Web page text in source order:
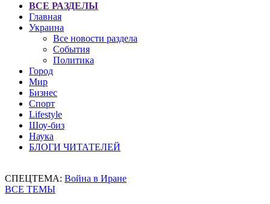
ВСЕ РАЗДЕЛЫ
Главная
Украина
Все новости раздела
События
Политика
Город
Мир
Бизнес
Спорт
Lifestyle
Шоу-биз
Наука
БЛОГИ ЧИТАТЕЛЕЙ
СПЕЦТЕМА: Война в Иране
ВСЕ ТЕМЫ